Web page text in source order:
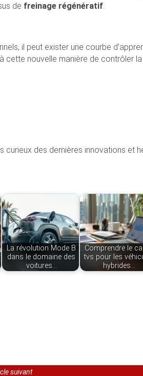
de freinage régénératif.
il peut exister une courbe
à cette nouvelle manière de contrôler
curieux des dernières innovations et
La révolution Mode B
dans le domaine des
voitures…
Comprendre le
tvs pour les
hybrides…
suivant